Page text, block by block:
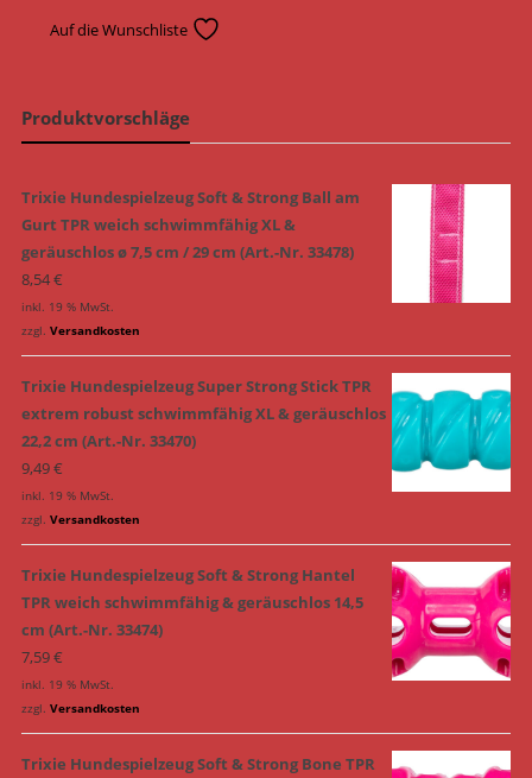
Auf die Wunschliste
Produktvorschläge
Trixie Hundespielzeug Soft & Strong Ball am
Gurt TPR weich schwimmfähig XL &
geräuschlos ø 7,5 cm / 29 cm (Art.-Nr. 33478)
8,54€
inkl. 19 % MwSt.
zzgl. Versandkosten
Trixie Hundespielzeug Super Strong Stick TPR
extrem robust schwimmfähig XL & geräuschlos
22,2 cm (Art.-Nr. 33470)
9,49€
inkl. 19 % MwSt.
zzgl. Versandkosten
Trixie Hundespielzeug Soft & Strong Hantel
TPR weich schwimmfähig & geräuschlos 14,5
cm (Art.-Nr. 33474)
7,59€
inkl. 19 % MwSt.
zzgl. Versandkosten
Trixie Hundespielzeug Soft & Strong Bone TPR